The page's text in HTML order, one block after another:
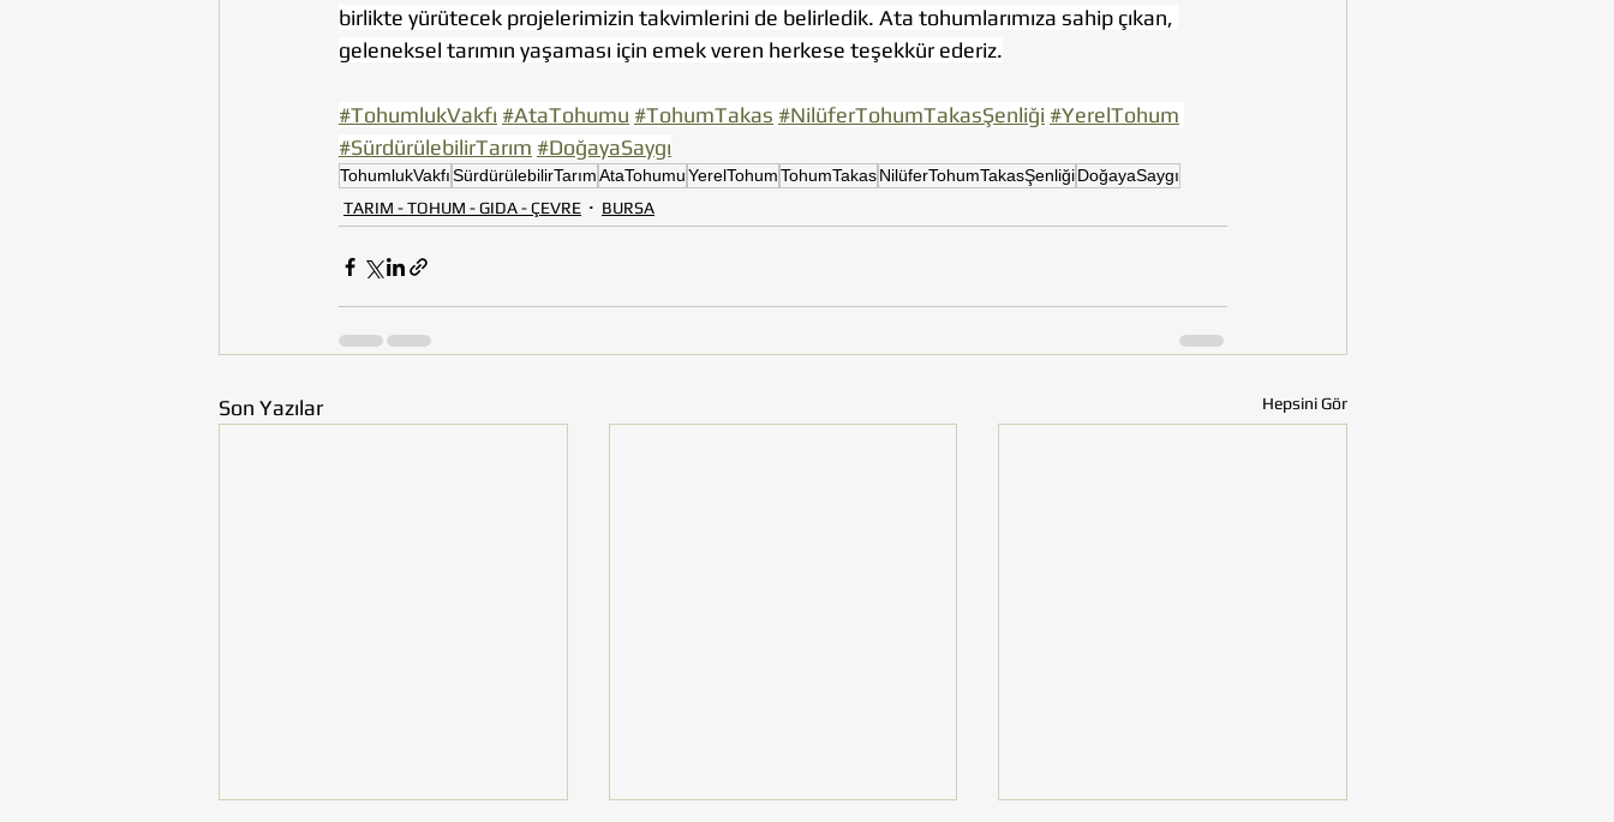
birlikte yürütecek projelerimizin takvimlerini de belirledik. Ata tohumlarımıza sahip çıkan,
geleneksel tarımın yaşaması için emek veren herkese teşekkür ederiz.
#TohumlukVakfı #AtaTohumu #TohumTakas #NilüferTohumTakasŞenliği #YerelTohum
#SürdürülebilirTarım #DoğayaSaygı
TohumlukVakfıSürdürülebilirTarımAtaTohumuYerelTohumTohumTakasNilüferTohumTakasŞenliğiDoğayaSaygı
TARIM - TOHUM - GIDA - ÇEVRE
BURSA
Son Yazılar Hepsini Gör